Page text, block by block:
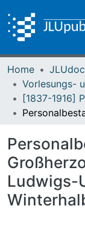
Home
Ludwigs-